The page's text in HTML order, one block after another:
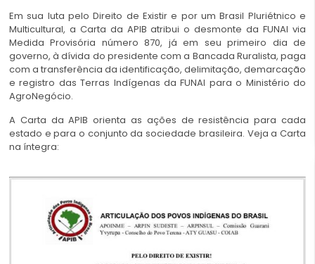
Em sua luta pelo Direito de Existir e por um Brasil Pluriétnico e
Multicultural, a Carta da APIB atribui o desmonte da FUNAI via
Medida Provisória número 870, já em seu primeiro dia de
governo, à dívida do presidente com a Bancada Ruralista, paga
com a transferência da identificação, delimitação, demarcação
e registro das Terras Indígenas da FUNAI para o Ministério do
AgroNegócio.
A Carta da APIB orienta as ações de resistência para cada
estado e para o conjunto da sociedade brasileira. Veja a Carta
na íntegra: